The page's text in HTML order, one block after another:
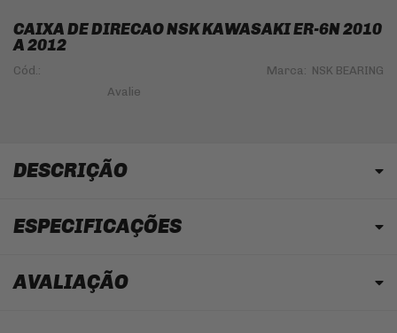
CAIXA DE DIRECAO NSK KAWASAKI ER-6N 2010
A 2012
Cód.: Marca: NSK BEARING
DESCRIÇÃO
ESPECIFICAÇÕES
AVALIAÇÃO